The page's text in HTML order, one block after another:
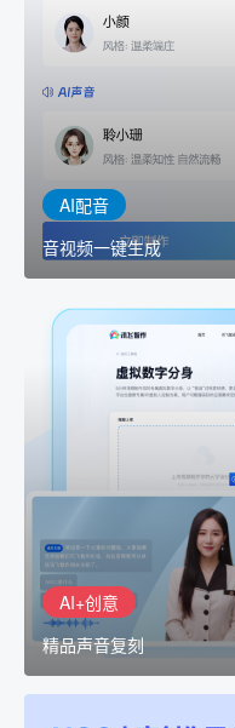
AI配音
音视频一键生成
音视频一键生成
室"中输入文本或录音，一
出
AI+创意
精品声音复刻
AI+创意
精品声音复刻
AI+创意：AIGC 能力集中
展示窗口，体验 AIGC 给
生活和生产带来的改变